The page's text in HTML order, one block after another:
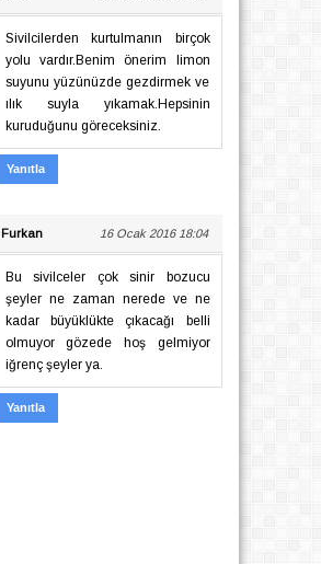
Sivilcilerden kurtulmanın birçok
yolu vardır.Benim önerim limon
suyunu yüzünüzde gezdirmek ve
ılık suyla yıkamak.Hepsinin
kuruduğunu göreceksiniz.
Yanıtla
Furkan 16 Ocak 2016 18:04
Bu sivilceler çok sinir bozucu
şeyler ne zaman nerede ve ne
kadar büyüklükte çıkacağı belli
olmuyor gözede hoş gelmiyor
iğrenç şeyler ya.
Yanıtla